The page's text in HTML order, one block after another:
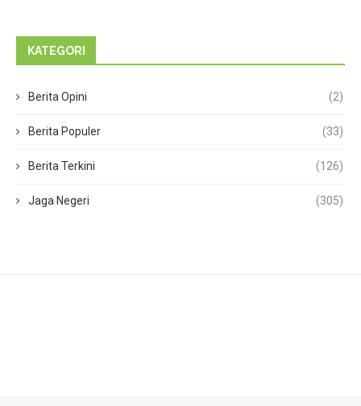
KATEGORI
Berita Opini (2)
Berita Populer (33)
Berita Terkini (126)
Jaga Negeri (305)